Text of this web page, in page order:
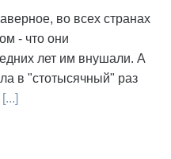
во всех странах
- что они
лет им внушали. А
в "стотысячный" раз
[...]